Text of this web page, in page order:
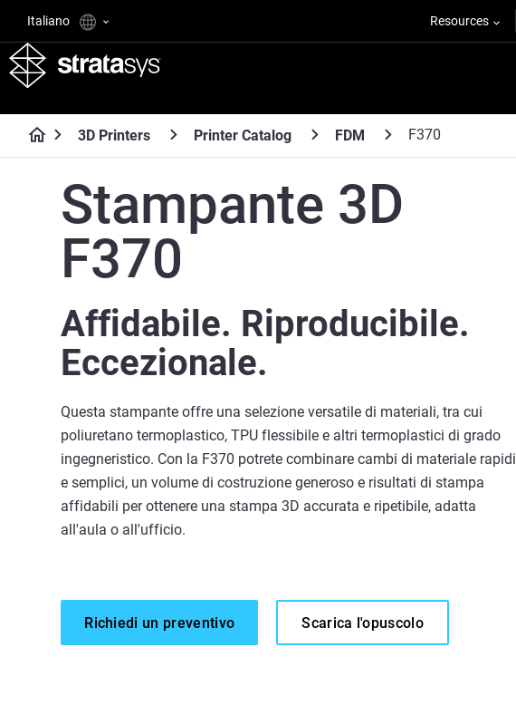
Italiano Resources
3D Printers Printer Catalog FDM F370
Stampante 3D
F370
Affidabile. Riproducibile.
Eccezionale.
Questa stampante offre una selezione versatile di materiali, tra cui
poliuretano termoplastico, TPU flessibile e altri termoplastici di grado
ingegneristico. Con la F370 potrete combinare cambi di materiale rapidi
e semplici, un volume di costruzione generoso e risultati di stampa
affidabili per ottenere una stampa 3D accurata e ripetibile, adatta
all'aula o all'ufficio.
Richiedi un preventivo Scarica l'opuscolo